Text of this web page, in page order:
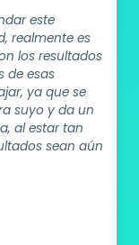
este
realmente es
los resultados
de esas
ya que se
suyo y da un
al estar tan
sean aún